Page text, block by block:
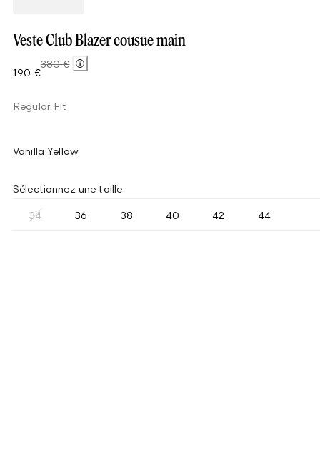
Veste Club Blazer cousue main
190 €
380 €
Regular Fit
Vanilla Yellow
Sélectionnez une taille
34 36 38 40 42 44